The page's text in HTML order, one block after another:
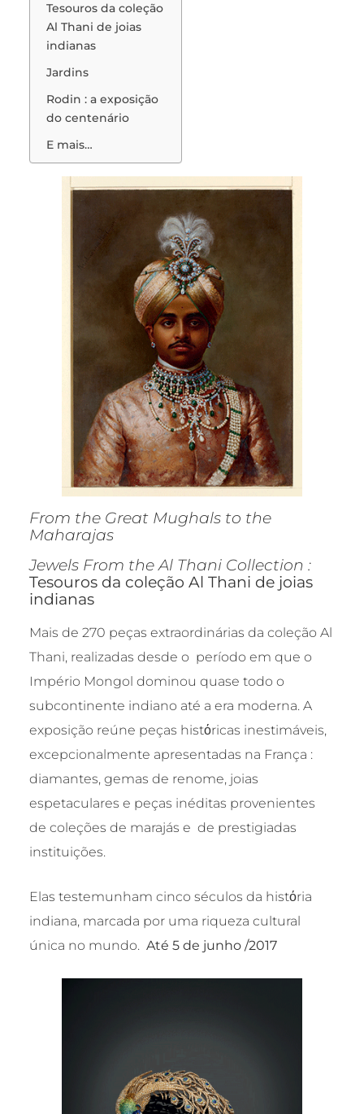
Tesouros da coleção
Al Thani de joias
indianas
Jardins
Rodin : a exposição
do centenário
E mais…
From the Great Mughals to the
Maharajas
Jewels From the Al Thani Collection :
Tesouros da coleção Al Thani de joias
indianas
Mais de 270 peças extraordinárias da coleção Al
Thani, realizadas desde o período em que o
Império Mongol dominou quase todo o
subcontinente indiano até a era moderna. A
exposição reúne peças histόricas inestimáveis,
excepcionalmente apresentadas na França :
diamantes, gemas de renome, joias
espetaculares e peças inéditas provenientes
de coleções de marajás e de prestigiadas
instituições.
Elas testemunham cinco séculos da histόria
indiana, marcada por uma riqueza cultural
única no mundo. Até 5 de junho /2017